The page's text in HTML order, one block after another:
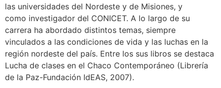
las universidades del Nordeste y de Misiones, y
como investigador del CONICET. A lo largo de su
carrera ha abordado distintos temas, siempre
vinculados a las condiciones de vida y las luchas en la
región nordeste del país. Entre los sus libros se destaca
Lucha de clases en el Chaco Contemporáneo (Librería
de la Paz-Fundación IdEAS, 2007).